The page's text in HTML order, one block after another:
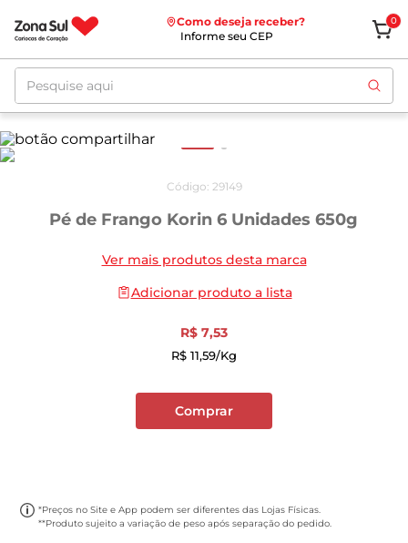
Como deseja receber?
Informe seu CEP
0
Pesquise aqui
Código: 29149
Pé de Frango Korin 6 Unidades 650g
Ver mais produtos desta marca
Adicionar produto a lista
R$ 7,53
R$ 11,59/kg
Comprar
*Preços no Site e App podem ser diferentes das Lojas Físicas.
**Produto sujeito a variação de peso após separação do pedido.